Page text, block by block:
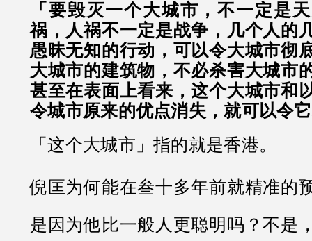
「要毁灭一个大城市，不一定是
祸，人祸不一定是战争，几个人的
愚昧无知的行动，可以令大城市彻
大城市的建筑物，不必杀害大城市
甚至在表面上看来，这个大城市和
令城市原来的优点消失，就可以令
「这个大城市」指的就是香港。
倪匡为何能在叁十多年前就精准的
是因为他比一般人更聪明吗？不是